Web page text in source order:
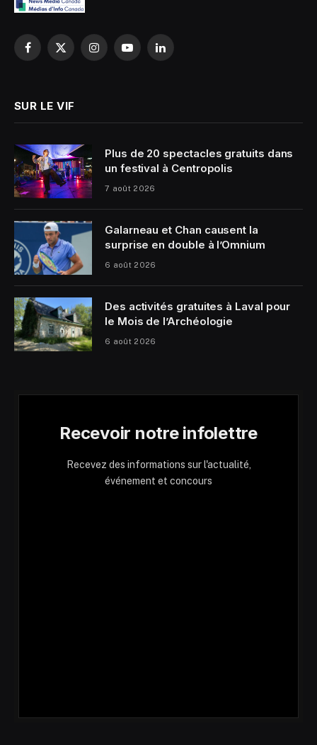
Facebook
X
InstagramYouTubeLinkedIn
SUR LE VIF
Plus de 20 spectacles gratuits dans
un festival à Centropolis
7 août 2026
Galarneau et Chan causent la
surprise en double à l’Omnium
6 août 2026
Des activités gratuites à Laval pour
le Mois de l’Archéologie
6 août 2026
Recevoir notre infolettre
Recevez des informations sur l'actualité,
événement et concours